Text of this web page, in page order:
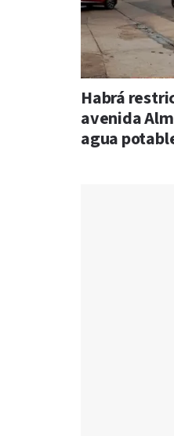
Habrá
avenida
agua